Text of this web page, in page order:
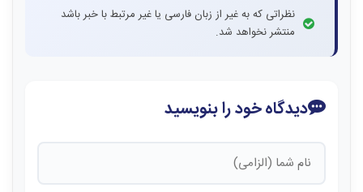
نظراتی که به غیر از زبان فارسی یا غیر مرتبط با خبر باشد
منتشر نخواهد شد.
دیدگاه خود را بنویسید